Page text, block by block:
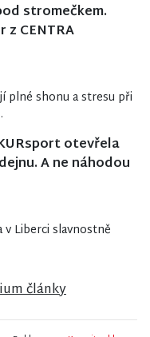
stromečkem.
CENTRA
plné shonu a stresu při
otevřela
A ne náhodou
Liberci slavnostně
články